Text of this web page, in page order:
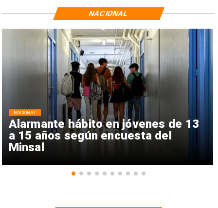
Alarmante hábito en jóvenes de 13
a 15 años según encuesta del
Minsal
NACIONAL
NACIONAL